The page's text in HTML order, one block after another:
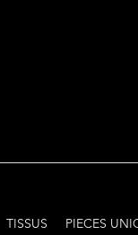
TISSUS PIECES